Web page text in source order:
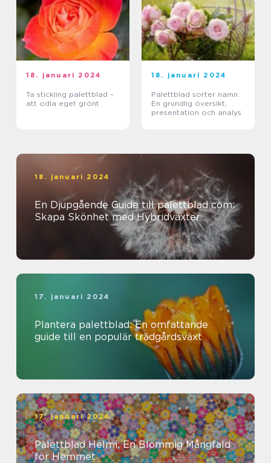
18. januari 2024
Ta stickling palettblad –
att odla eget grönt
18. januari 2024
Palettblad sorter namn:
En grundlig översikt,
presentation och analys
18. januari 2024
En Djupgående Guide till palettblad com:
Skapa Skönhet med Hybridväxter
17. januari 2024
Plantera palettblad: En omfattande
guide till en populär trädgårdsväxt
17. januari 2024
Palettblad Helmi: En Blommig Mångfald
för Hemmet